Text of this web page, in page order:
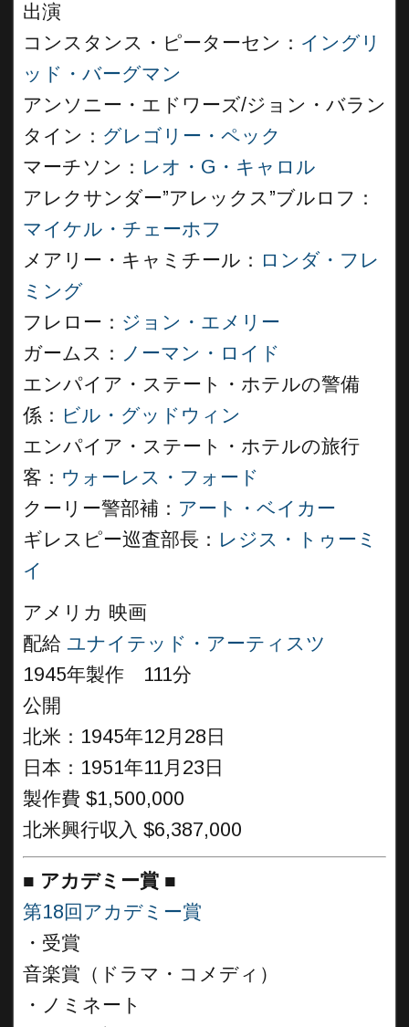
出演
コンスタンス・ピーターセン： イングリ
ッド・バーグマン
アンソニー・エドワーズ/ジョン・バラン
タイン： グレゴリー・ペック
マーチソン： レオ・G・キャロル
アレクサンダー”アレックス”ブルロフ：
マイケル・チェーホフ
メアリー・キャミチール： ロンダ・フレ
ミング
フレロー： ジョン・エメリー
ガームス： ノーマン・ロイド
エンパイア・ステート・ホテルの警備
係： ビル・グッドウィン
エンパイア・ステート・ホテルの旅行
客： ウォーレス・フォード
クーリー警部補： アート・ベイカー
ギレスピー巡査部長： レジス・トゥーミ
イ
アメリカ 映画
配給 ユナイテッド・アーティスツ
1945年製作 111分
公開
北米：1945年12月28日
日本：1951年11月23日
製作費 $1,500,000
北米興行収入 $6,387,000
■ アカデミー賞 ■
第18回アカデミー賞
・受賞
音楽賞（ドラマ・コメディ）
・ノミネート